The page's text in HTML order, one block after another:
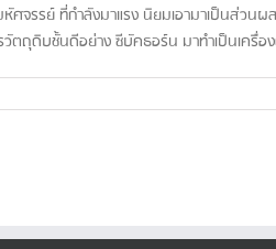
รรย์ ที่กำลังมาแรง นิยมเอามาเป็นส่วน
รวัตถุดิบชั้นดีอย่าง ซีบัคธอร์น มาทำเป็นเค